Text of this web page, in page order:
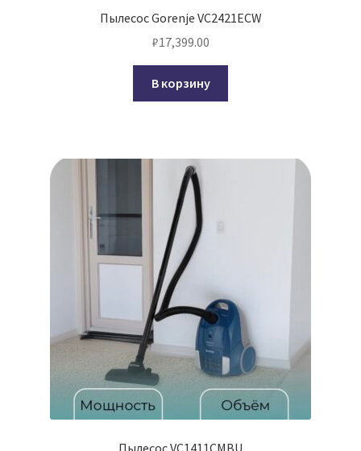
Пылесос Gorenje VC2421ECW
₽17,399.00
В корзину